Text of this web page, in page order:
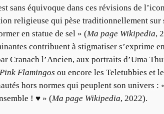
sans équivoque dans ces révisions de
religieuse qui pèse traditionnellement sur
en statue de sel » (Ma page Wikipedia,
contribuent à stigmatiser s’exprime
Cranach l’Ancien, aux portraits d’Uma
Pink Flamingos ou encore les Teletubbies et
hors normes qui peuplent son univers :
! ♥ » (Ma page Wikipedia, 2022).